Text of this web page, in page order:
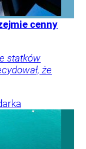
cenny
statków
że